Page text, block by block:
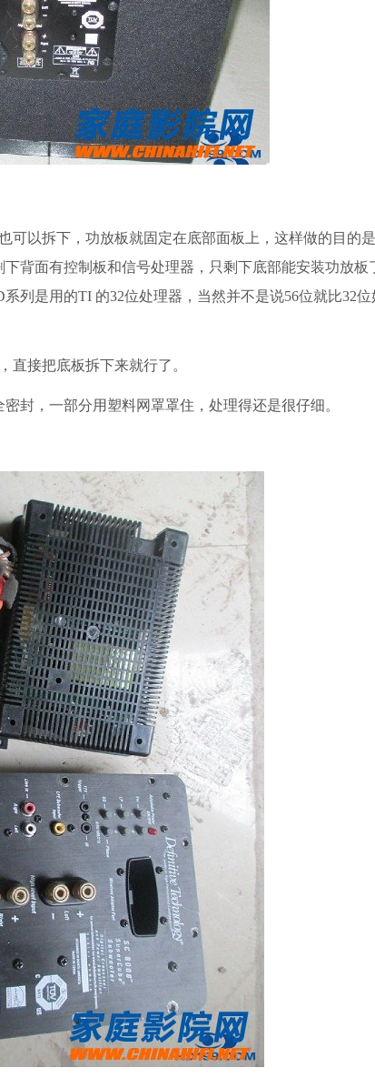
以拆下，功放板就固定在底部面板上，这样做的目的
背面有控制板和信号处理器，只剩下底部能安装功放板
列是用的TI 的32位处理器，当然并不是说56位就比32
接把底板拆下来就行了。
，一部分用塑料网罩罩住，处理得还是很仔细。